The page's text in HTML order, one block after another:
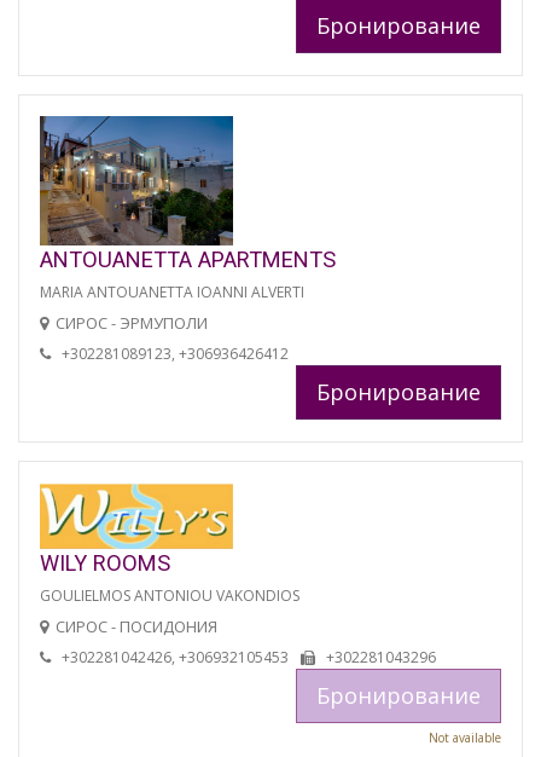
Бронирование
ANTOUANETTA APARTMENTS
MARIA ANTOUANETTA IOANNI ALVERTI
СИРОС - ЭРМУПОЛИ
+302281089123, +306936426412
Бронирование
WILY ROOMS
GOULIELMOS ANTONIOU VAKONDIOS
СИРОС - ПОСИДОНИЯ
+302281042426, +306932105453 +302281043296
Бронирование
Not available